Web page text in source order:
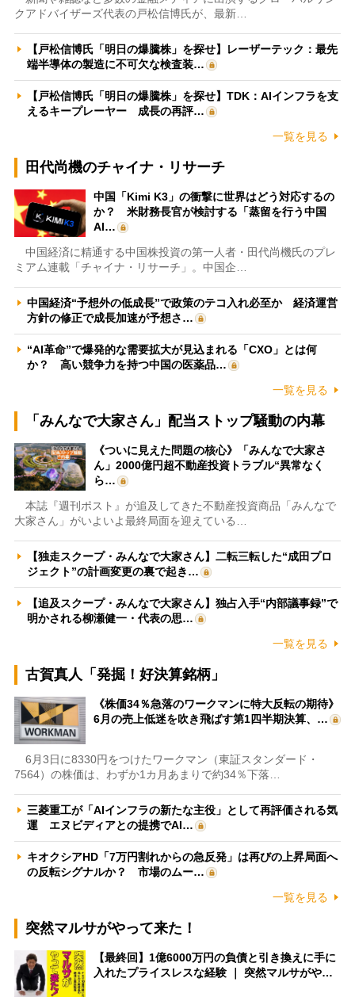
クアドバイザーズ代表の戸松信博氏が、最新…
【戸松信博氏「明日の爆騰株」を探せ】レーザーテック：最先
端半導体の製造に不可欠な検査装…
【戸松信博氏「明日の爆騰株」を探せ】TDK：AIインフラを支
えるキープレーヤー 成長の再評…
一覧を見る
田代尚機のチャイナ・リサーチ
中国「Kimi K3」の衝撃に世界はどう対応するの
か？ 米財務長官が検討する「蒸留を行う中国
AI…
中国経済に精通する中国株投資の第一人者・田代尚機氏のプレ
ミアム連載「チャイナ・リサーチ」。中国企…
中国経済“予想外の低成長”で政策のテコ入れ必至か 経済運営
方針の修正で成長加速が予想さ…
“AI革命”で爆発的な需要拡大が見込まれる「CXO」とは何
か？ 高い競争力を持つ中国の医薬品…
一覧を見る
「みんなで大家さん」配当ストップ騒動の内幕
《ついに見えた問題の核心》「みんなで大家さ
ん」2000億円超不動産投資トラブル“異常なく
ら…
本誌『週刊ポスト』が追及してきた不動産投資商品「みんなで
大家さん」がいよいよ最終局面を迎えている…
【独走スクープ・みんなで大家さん】二転三転した“成田プロ
ジェクト”の計画変更の裏で起き…
【追及スクープ・みんなで大家さん】独占入手“内部議事録”で
明かされる柳瀬健一・代表の思…
一覧を見る
古賀真人「発掘！好決算銘柄」
《株価34％急落のワークマンに特大反転の期待》
6月の売上低迷を吹き飛ばす第1四半期決算、…
6月3日に8330円をつけたワークマン（東証スタンダード・
7564）の株価は、わずか1カ月あまりで約34％下落…
三菱重工が「AIインフラの新たな主役」として再評価される気
運 エヌビディアとの提携でAI…
キオクシアHD「7万円割れからの急反発」は再びの上昇局面へ
の反転シグナルか？ 市場のムー…
一覧を見る
突然マルサがやって来た！
【最終回】1億6000万円の負債と引き換えに手に
入れたプライスレスな経験 ｜ 突然マルサがや…